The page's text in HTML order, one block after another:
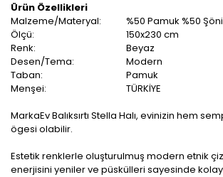
Ürün Özellikleri
Malzeme/Materyal:
%50 Pamuk %50
Ölçü:
150x230 cm
Renk:
Beyaz
Desen/Tema:
Modern
Taban:
Pamuk
Menşei:
TÜRKİYE
MarkaEv Balıksırtı Stella Halı, evinizin hem
ögesi olabilir.
Estetik renklerle oluşturulmuş modern etnik
enerjisini yeniler ve püskülleri sayesinde